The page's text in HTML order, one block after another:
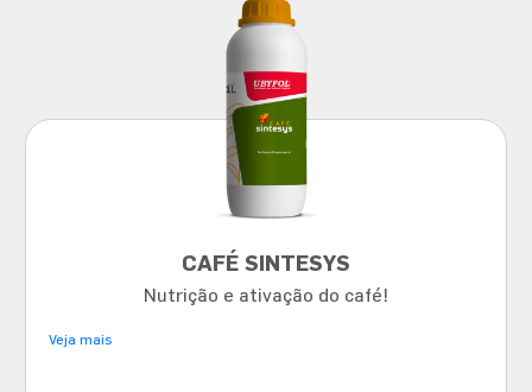
CAFÉ SINTESYS
Nutrição e ativação do café!
Veja mais